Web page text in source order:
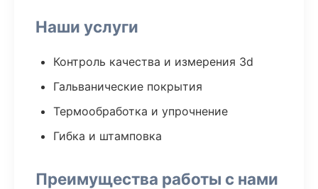
Наши услуги
Контроль качества и измерения 3d
Гальванические покрытия
Термообработка и упрочнение
Гибка и штамповка
Преимущества работы с нами